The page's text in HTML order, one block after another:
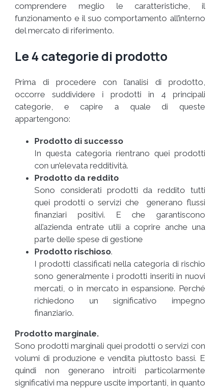
comprendere meglio le caratteristiche, il
funzionamento e il suo comportamento all’interno
del mercato di riferimento.
Le 4 categorie di prodotto
Prima di procedere con l’analisi di prodotto,
occorre suddividere i prodotti in 4 principali
categorie, e capire a quale di queste
appartengono:
Prodotto di successo
In questa categoria rientrano quei prodotti
con un’elevata redditività.
Prodotto da reddito
Sono considerati prodotti da reddito tutti
quei prodotti o servizi che generano flussi
finanziari positivi. E che garantiscono
all’azienda entrate utili a coprire anche una
parte delle spese di gestione
Prodotto rischioso.
I prodotti classificati nella categoria di rischio
sono generalmente i prodotti inseriti in nuovi
mercati, o in mercato in espansione. Perché
richiedono un significativo impegno
finanziario.
Prodotto marginale.
Sono prodotti marginali quei prodotti o servizi con
volumi di produzione e vendita piuttosto bassi. E
quindi non generano introiti particolarmente
significativi ma neppure uscite importanti, in quanto